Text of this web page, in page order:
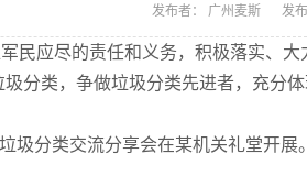
发布者： 广州麦斯 发
民应尽的责任和义务，积极落实、大
圾分类，争做垃圾分类先进者，充分
圾分类交流分享会在某机关礼堂开